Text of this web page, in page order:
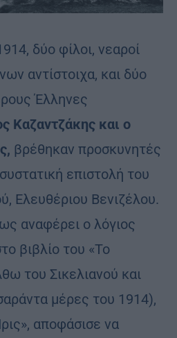
δύο φίλοι, νεαροί
αντίστοιχα, και δύο
Έλληνες
Καζαντζάκης και ο
βρέθηκαν προσκυνητές
επιστολή του
Ελευθέριου Βενιζέλου.
αναφέρει ο λόγιος
βιβλίο του «Το
του Σικελιανού και
μέρες του 1914),
αποφάσισε να